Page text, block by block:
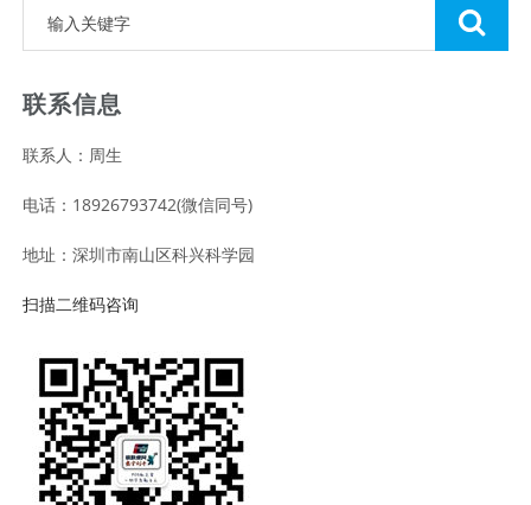
联系信息
联系人：周生
电话：18926793742(微信同号)
地址：深圳市南山区科兴科学园
扫描二维码咨询